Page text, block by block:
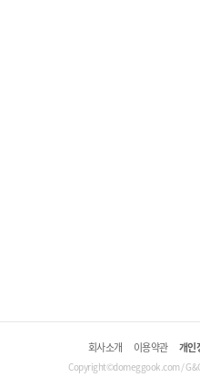
회사소개 이용약관 개인
Copyright©domeggook.com /